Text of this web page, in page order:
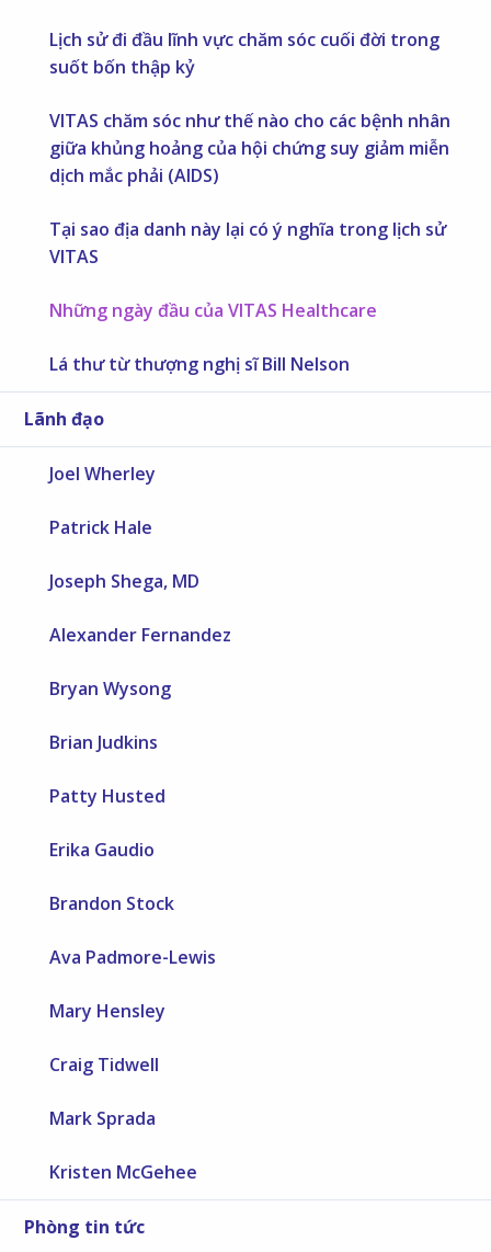
Lịch sử đi đầu lĩnh vực chăm sóc cuối đời trong
suốt bốn thập kỷ
VITAS chăm sóc như thế nào cho các bệnh nhân
giữa khủng hoảng của hội chứng suy giảm miễn
dịch mắc phải (AIDS)
Tại sao địa danh này lại có ý nghĩa trong lịch sử
VITAS
Những ngày đầu của VITAS Healthcare
Lá thư từ thượng nghị sĩ Bill Nelson
Lãnh đạo
Joel Wherley
Patrick Hale
Joseph Shega, MD
Alexander Fernandez
Bryan Wysong
Brian Judkins
Patty Husted
Erika Gaudio
Brandon Stock
Ava Padmore-Lewis
Mary Hensley
Craig Tidwell
Mark Sprada
Kristen McGehee
Phòng tin tức